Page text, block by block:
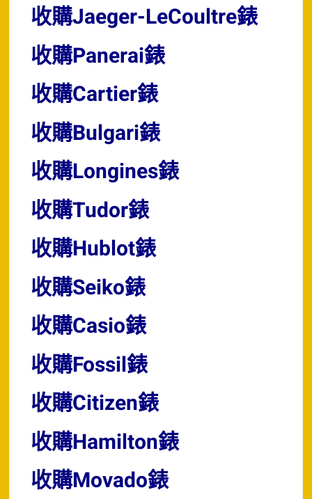
收購Jaeger-LeCoultre錶
收購Panerai錶
收購Cartier錶
收購Bulgari錶
收購Longines錶
收購Tudor錶
收購Hublot錶
收購Seiko錶
收購Casio錶
收購Fossil錶
收購Citizen錶
收購Hamilton錶
收購Movado錶